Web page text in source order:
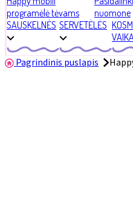
programėlė tėvams
nuomone
SAUSKELNĖS SERVETĖLĖS
Pagrindinis puslapis